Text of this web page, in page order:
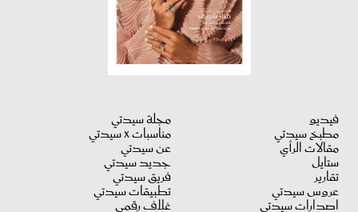
فيديو
مطبخ سيدتي
مقالات الرأي
ستايل
تقارير
عروس سيدتي
اصدارات سيدتي
مجلة سيدتي
مناسبات X سيدتي
عن سيدتي
جديد سيدتي
فريق سيدتي
تطبيقات سيدتي
غلاف رقمي